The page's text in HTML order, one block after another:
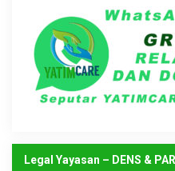
Legal Yayasan – DENS &